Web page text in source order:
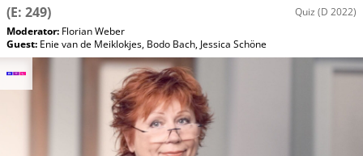
(E: 249) Quiz (D 2022)
Moderator: Florian Weber
Guest: Enie van de Meiklokjes, Bodo Bach, Jessica Schöne